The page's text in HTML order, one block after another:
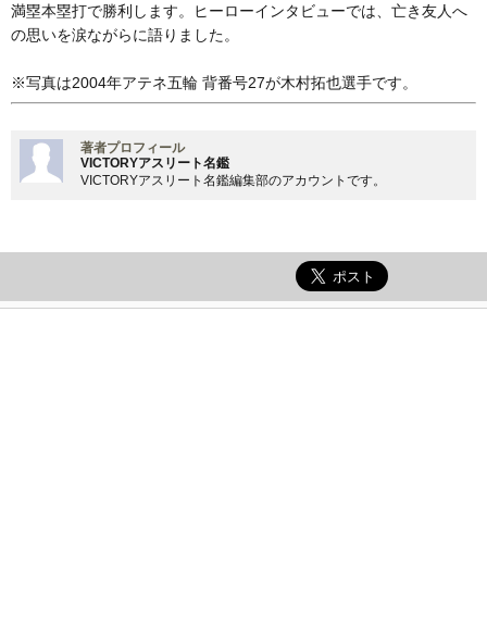
満塁本塁打で勝利します。ヒーローインタビューでは、亡き友人へ
の思いを涙ながらに語りました。
※写真は2004年アテネ五輪 背番号27が木村拓也選手です。
著者プロフィール
VICTORYアスリート名鑑
VICTORYアスリート名鑑編集部のアカウントです。